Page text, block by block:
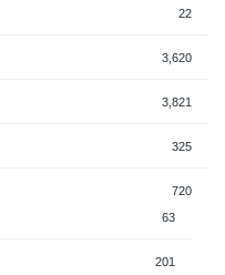
22
3,620
3,821
325
720
63
201